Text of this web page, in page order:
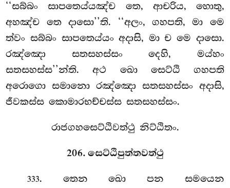
‘‘සබ්බං සාපතෙය්යඤ්ච තෙ, ආචරිය, හොතු,
අහඤ්ච තෙ දාසො’’ති. ‘‘අලං, ගහපති, මා මෙ
ත්වං සබ්බං සාපතෙය්යං අදාසි, මා ච මෙ දාසො.
රඤ්ඤො සතසහස්සං දෙහි, මය්හං
සතසහස්ස’’න්ති. අථ ඛො සෙට්ඨි ගහපති
අරොගො සමානො රඤ්ඤො සතසහස්සං අදාසි,
ජීවකස්ස කොමාරභච්චස්ස සතසහස්සං.
රාජගහසෙට්ඨිවත්ථු නිට්ඨිතං.
206. සෙට්ඨිපුත්තවත්ථු
333. තෙන ඛො පන සමයෙන